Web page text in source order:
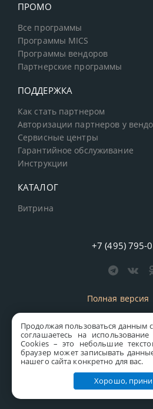
Продолжая пользоваться данным
соглашаетесь на
Сookies – это небольшие
браузер может записывать
нашего сайта конкретно для вас.
Хорошо,
ПРОМО
Все программы
Программы MICS
Программы вендоров
Партнерские программы
ПОДДЕРЖКА
Как стать партнером
Авторизации партнеров у
Сервисные центры
Гарантийное обслуживание
Инструкции
КАТАЛОГ
Витрина
+7 (495) 795-
Полная версия
старая версия
Все права защищены © 1997-2026
Правовая